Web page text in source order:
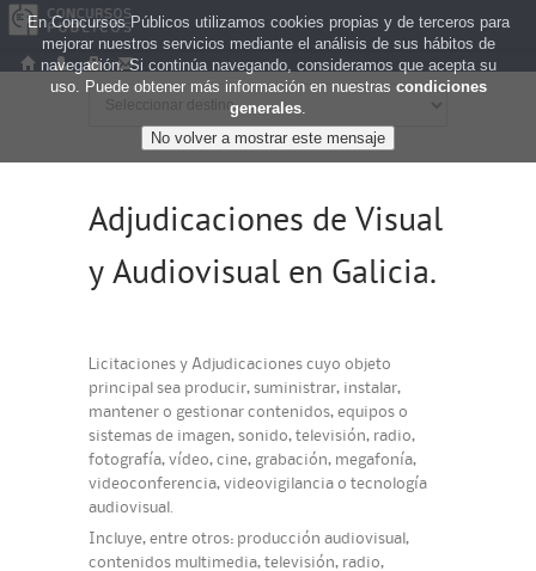
Adjudicaciones de Visual
y Audiovisual en Galicia.
Licitaciones y Adjudicaciones cuyo objeto
principal sea producir, suministrar, instalar,
mantener o gestionar contenidos, equipos o
sistemas de imagen, sonido, televisión, radio,
fotografía, vídeo, cine, grabación, megafonía,
videoconferencia, videovigilancia o tecnología
audiovisual.
Incluye, entre otros: producción audiovisual,
contenidos multimedia, televisión, radio,
En Concursos Públicos utilizamos cookies propias y de terceros para
mejorar nuestros servicios mediante el análisis de sus hábitos de
navegación. Si continúa navegando, consideramos que acepta su
uso. Puede obtener más información en nuestras condiciones
generales.